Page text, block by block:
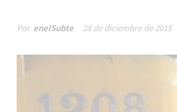
Por enelSubte 28 de diciembre de 2015